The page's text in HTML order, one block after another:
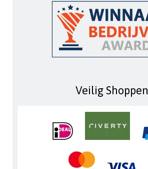
Veilig Shoppen